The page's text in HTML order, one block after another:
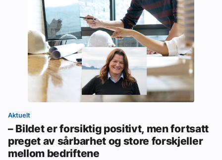
Aktuelt
– Bildet er forsiktig positivt, men fortsatt
preget av sårbarhet og store forskjeller
mellom bedriftene